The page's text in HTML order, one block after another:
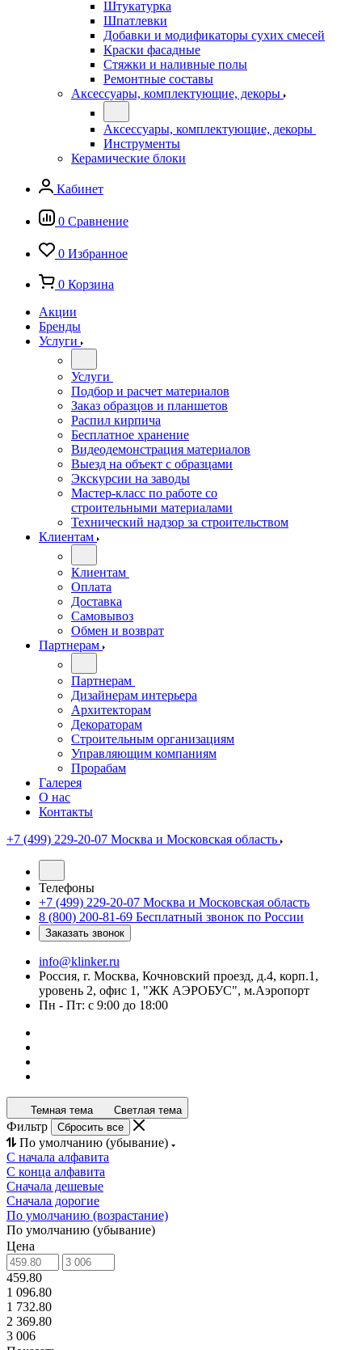
Штукатурка
Шпатлевки
Добавки и модификаторы сухих смесей
Краски фасадные
Стяжки и наливные полы
Ремонтные составы
Аксессуары, комплектующие, декоры
Аксессуары, комплектующие, декоры
Инструменты
Керамические блоки
Кабинет
0 Сравнение
0 Избранное
0 Корзина
Акции
Бренды
Услуги
Услуги
Подбор и расчет материалов
Заказ образцов и планшетов
Распил кирпича
Бесплатное хранение
Видеодемонстрация материалов
Выезд на объект с образцами
Экскурсии на заводы
Мастер-класс по работе со
строительными материалами
Технический надзор за строительством
Клиентам
Клиентам
Оплата
Доставка
Самовывоз
Обмен и возврат
Партнерам
Партнерам
Дизайнерам интерьера
Архитекторам
Декораторам
Строительным организациям
Управляющим компаниям
Прорабам
Галерея
О нас
Контакты
+7 (499) 229-20-07 Москва и Московская область
Телефоны
+7 (499) 229-20-07 Москва и Московская область
8 (800) 200-81-69 Бесплатный звонок по России
Заказать звонок
info@klinker.ru
Россия, г. Москва, Кочновский проезд, д.4, корп.1,
уровень 2, офис 1, "ЖК АЭРОБУС", м.Аэропорт
Пн - Пт: с 9:00 до 18:00
Темная тема Светлая тема
Фильтр Сбросить все
По умолчанию (убывание)
С начала алфавита
С конца алфавита
Сначала дешевые
Сначала дорогие
По умолчанию (возрастание)
По умолчанию (убывание)
Цена
459.80
1 096.80
1 732.80
2 369.80
3 006